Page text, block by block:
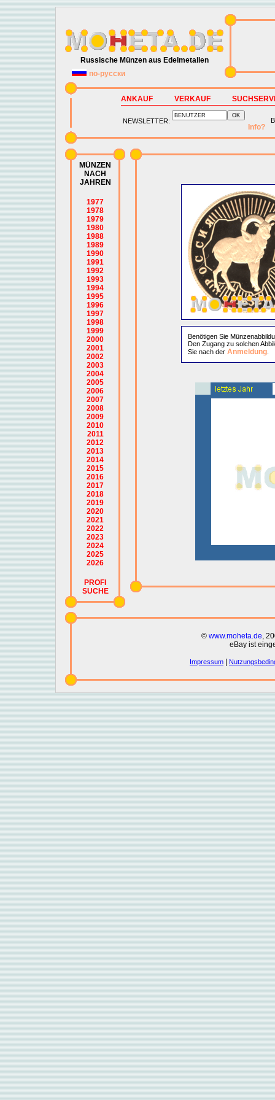
Russische Münzen aus Edelmetallen
по-русски
ANKAUF VERKAUF
NEWSLETTER:
Info?
MÜNZEN
NACH
JAHREN
1977
1978
1979
1980
1988
1989
1990
1991
1992
1993
1994
1995
1996
1997
1998
1999
2000
2001
2002
2003
2004
2005
2006
2007
2008
2009
2010
2011
2012
2013
2014
2015
2016
2017
2018
2019
2020
2021
2022
2023
2024
2025
2026
PROFI
SUCHE
Benötigen Sie
Den Zugang zu solchen
Sie nach der Anmeldung.
© www.moheta.de,
eBay ist
Impressum